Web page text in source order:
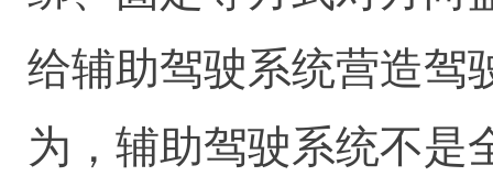
给辅助驾驶系统营造驾
为，辅助驾驶系统不是